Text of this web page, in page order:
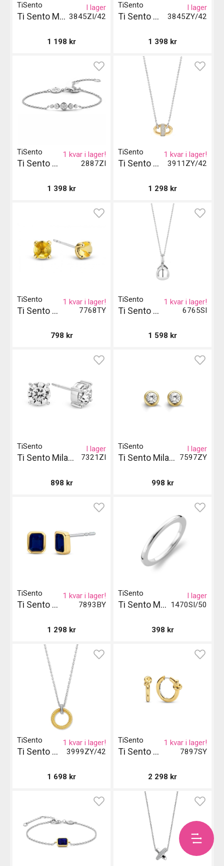
3845ZI/42
TiSento
Ti Sento Milano Halsband - Silver
I lager
1 198 kr
3845ZY/42
TiSento
Ti Sento Milano Halsband
I lager
1 398 kr
2887ZI
TiSento
Ti Sento Milano Armband - Stål och Kristall
1 kvar i lager!
1 398 kr
3911ZY/42
TiSento
Ti Sento Milano Halsband Gil - Guld
1 kvar i lager!
1 298 kr
7768TY
TiSento
Ti Sento Milano Örhängen Gil - Guld
1 kvar i lager!
798 kr
6765SI
TiSento
Ti Sento Milano Pendant
1 kvar i lager!
1 598 kr
7321ZI
TiSento
Ti Sento Milano Örhängen - Silver
I lager
898 kr
7597ZY
TiSento
Ti Sento Milano Örhängen - Guld
I lager
998 kr
7893BY
TiSento
Ti Sento Milano Örhängen
1 kvar i lager!
1 298 kr
1470SI/50
TiSento
Ti Sento Milano Ring
I lager
398 kr
3999ZY/42
TiSento
Ti Sento Milano Halsband - Guld och Silver
1 kvar i lager!
1 698 kr
7897SY
TiSento
Ti Sento Milano Örhängen
1 kvar i lager!
2 298 kr